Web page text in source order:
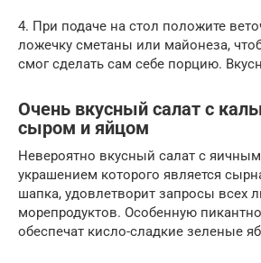
4. При подаче на стол положите
ложечку сметаны или майонеза,
смог сделать сам себе порцию.
Очень вкусный салат с
сыром и яйцом
Невероятно вкусный салат с
украшением которого является
шапка, удовлетворит запросы всех
морепродуктов. Особенную
обеспечат кисло-сладкие зеленые